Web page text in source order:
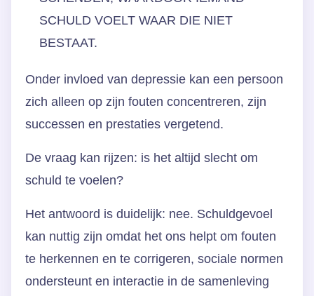
SCHULD VOELT WAAR DIE NIET
BESTAAT.
Onder invloed van depressie kan een persoon
zich alleen op zijn fouten concentreren, zijn
successen en prestaties vergetend.
De vraag kan rijzen: is het altijd slecht om
schuld te voelen?
Het antwoord is duidelijk: nee. Schuldgevoel
kan nuttig zijn omdat het ons helpt om fouten
te herkennen en te corrigeren, sociale normen
ondersteunt en interactie in de samenleving